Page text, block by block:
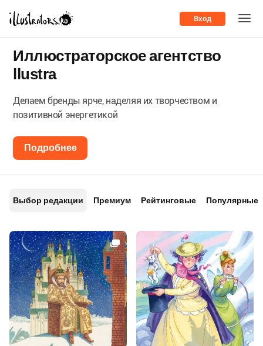
Вход
Иллюстраторское агентство
llustra
Делаем бренды ярче, наделяя их творчеством и
позитивной энергетикой
Подробнее
Выбор редакции Премиум Рейтинговые Популярные